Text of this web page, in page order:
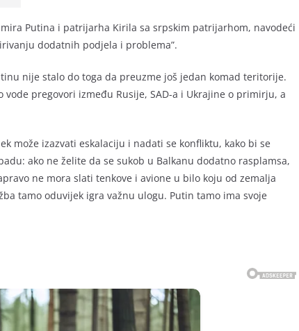
Putina i patrijarha Kirila sa srpskim patrijarhom, navodeći
dodatnih podjela i problema”.
nije stalo do toga da preuzme još jedan komad teritorije.
pregovori između Rusije, SAD-a i Ukrajine o primirju, a
može izazvati eskalaciju i nadati se konfliktu, kako bi se
ako ne želite da se sukob u Balkanu dodatno rasplamsa,
ne mora slati tenkove i avione u bilo koju od zemalja
tamo oduvijek igra važnu ulogu. Putin tamo ima svoje